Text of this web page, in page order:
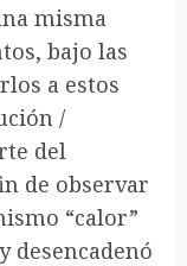
misma
bajo las
a estos
/
del
de observar
“calor”
desencadenó